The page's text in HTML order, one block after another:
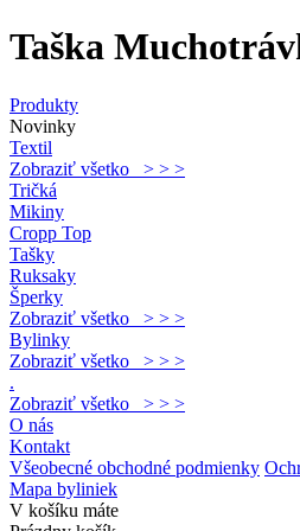
Taška
Produkty
Novinky
Textil
Zobraziť všetko > > >
Tričká
Mikiny
Cropp Top
Tašky
Ruksaky
Šperky
Zobraziť všetko > > >
Bylinky
Zobraziť všetko > > >
.
Zobraziť všetko > > >
O nás
Kontakt
Všeobecné obchodné podmienky
Mapa byliniek
V košíku máte